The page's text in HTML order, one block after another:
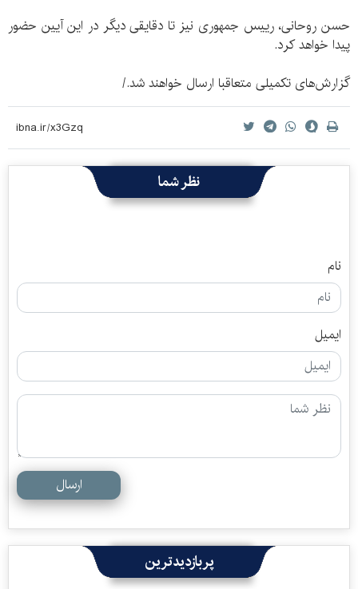
حسن روحانی، رییس جمهوری نیز تا دقایقی دیگر در این آیین حضور
پیدا خواهد کرد.
گزارش‌های تکمیلی متعاقبا ارسال خواهند شد./
نظر شما
نام
ایمیل
ارسال
پربازدیدترین